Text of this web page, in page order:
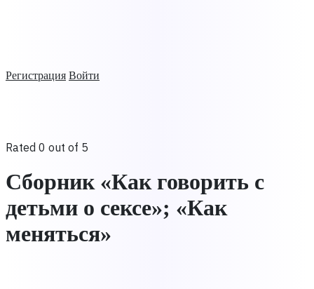
Регистрация Войти
Rated 0 out of 5
Сборник «Как говорить с
детьми о сексе»; «Как
меняться»